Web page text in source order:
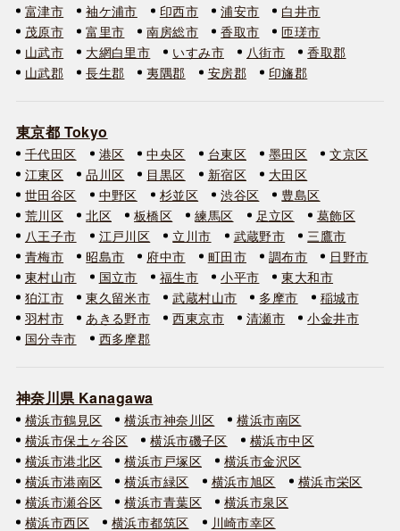
富津市
袖ケ浦市 印西市 浦安市
白井市
茂原市
富里市 南房総市 香取市
匝瑳市
山武市
大網白里市 いすみ市 八街市
香取郡
山武郡
長生郡 夷隅郡 安房郡 印旛郡
東京都 Tokyo
千代田区 港区 中央区 台東区 墨田区
文京区
江東区
品川区 目黒区 新宿区
大田区
世田谷区
中野区 杉並区 渋谷区
豊島区
荒川区
北区 板橋区 練馬区 足立区
葛飾区
八王子市
江戸川区 立川市 武蔵野市
三鷹市
青梅市
昭島市 府中市 町田市 調布市
日野市
東村山市
国立市 福生市 小平市
東大和市
狛江市
東久留米市 武蔵村山市 多摩市
稲城市
羽村市
あきる野市 西東京市 清瀬市
小金井市
国分寺市
西多摩郡
神奈川県 Kanagawa
横浜市鶴見区 横浜市神奈川区
横浜市南区
横浜市保土ヶ谷区
横浜市磯子区
横浜市中区
横浜市港北区
横浜市戸塚区
横浜市金沢区
横浜市港南区
横浜市緑区 横浜市旭区
横浜市栄区
横浜市瀬谷区
横浜市青葉区
横浜市泉区
横浜市西区
横浜市都筑区 川崎市幸区